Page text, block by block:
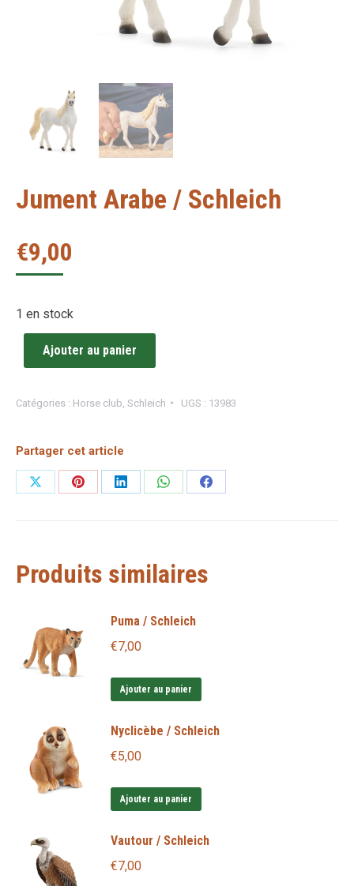
Jument Arabe / Schleich
€9,00
1 en stock
Ajouter au panier
Catégories : Horse club Schleich UGS : 13983
Partager cet article
PartagerPartagerPartagerPartagerPartager
Produits similaires
Puma / Schleich
€7,00
Ajouter au panier
Nyclicèbe / Schleich
€5,00
Ajouter au panier
Vautour / Schleich
€7,00